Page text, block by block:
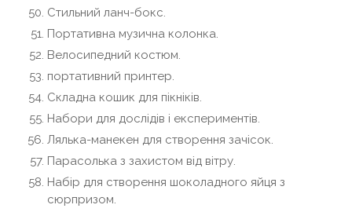
Стильний ланч-бокс.
Портативна музична колонка.
Велосипедний костюм.
портативний принтер.
Складна кошик для пікніків.
Набори для дослідів і експериментів.
Лялька-манекен для створення зачісок.
Парасолька з захистом від вітру.
Набір для створення шоколадного яйця з
сюрпризом.